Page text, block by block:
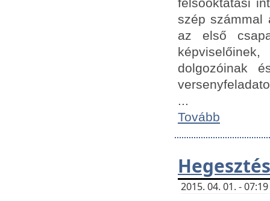
szép számmal
az első
dolgozóinak
...
Tovább
2015. 04. 01. -